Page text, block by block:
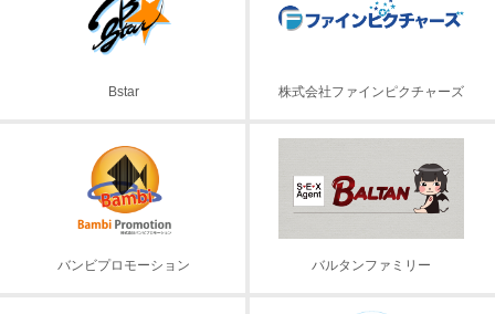
Bstar 株式会社ファインピクチャーズ
バンビプロモーション バルタンファミリー